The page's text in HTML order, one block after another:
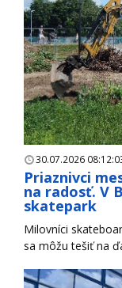
30.07.2026
Priaznivci
na radosť. V
skatepark
Milovníci
sa môžu tešiť na